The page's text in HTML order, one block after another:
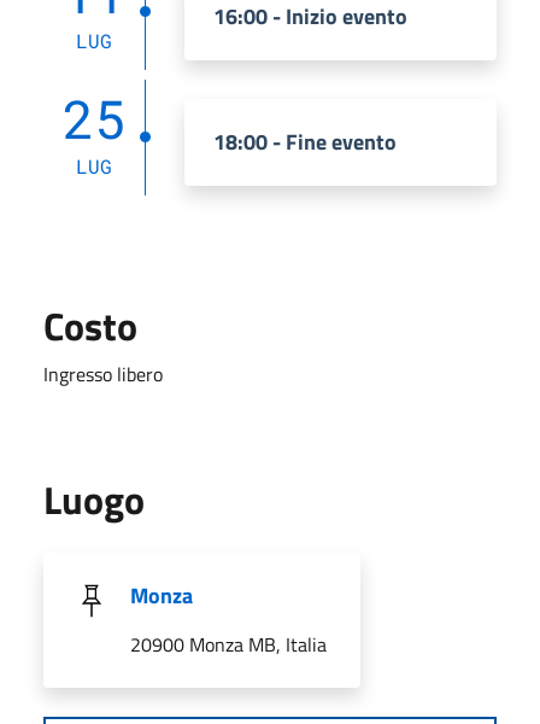
LUG
16:00 - Inizio evento
25
LUG
18:00 - Fine evento
Costo
Ingresso libero
Luogo
Monza
20900 Monza MB, Italia